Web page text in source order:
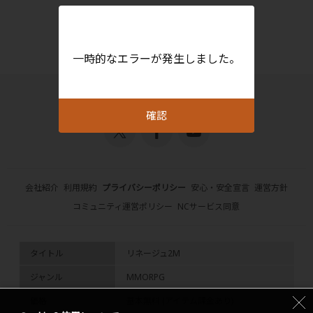
会社紹介 利用規約 プライバシーポリシー 安心・安全宣言 運営方針
コミュニティ運営ポリシー NCサービス同意
タイトル
リネージュ2M
ジャンル
MMORPG
一時的なエラーが発生しました。
確認